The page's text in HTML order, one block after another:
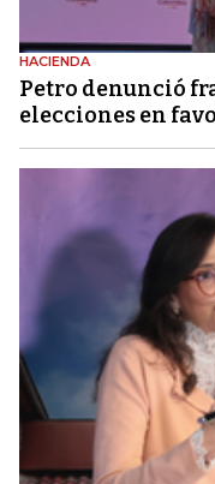
HACIENDA
Petro denunció
elecciones en